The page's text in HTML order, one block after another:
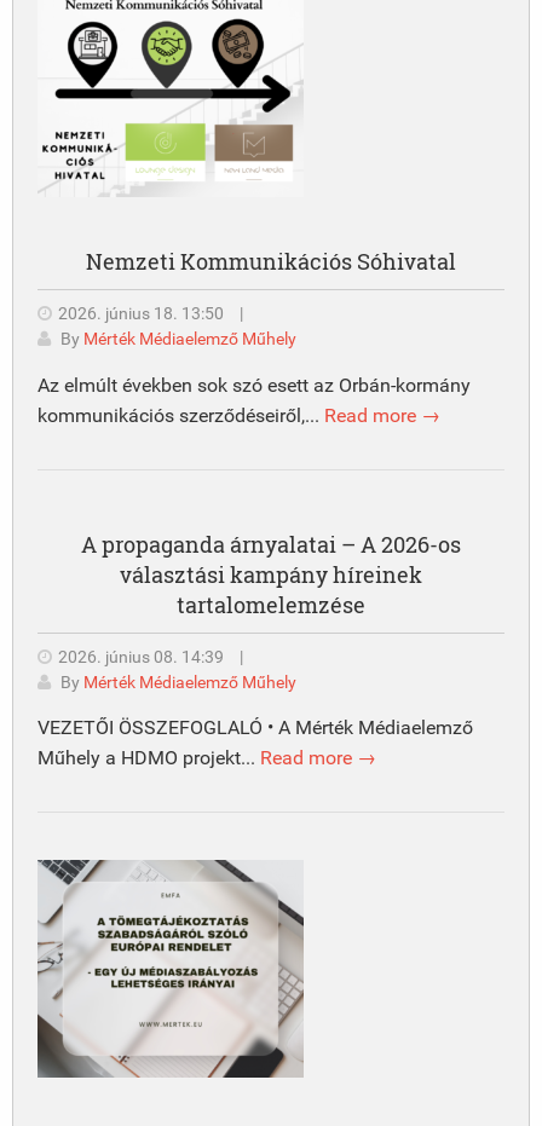
Nemzeti Kommunikációs Sóhivatal
2026. június 18. 13:50
|
By Mérték Médiaelemző Műhely
Az elmúlt években sok szó esett az Orbán-kormány
kommunikációs szerződéseiről,... Read more →
A propaganda árnyalatai – A 2026-os
választási kampány híreinek
tartalomelemzése
2026. június 08. 14:39
|
By Mérték Médiaelemző Műhely
VEZETŐI ÖSSZEFOGLALÓ • A Mérték Médiaelemző
Műhely a HDMO projekt... Read more →